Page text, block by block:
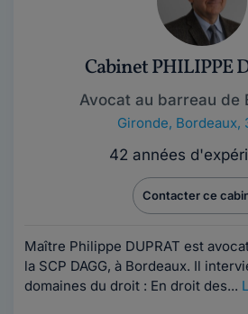
Cabinet PHILIPPE
Avocat au barreau de
Gironde, Bordeaux,
42 années
Contacter ce
Maître Philippe DUPRAT est
la SCP DAGG, à Bordeaux. Il
domaines du droit : En droit des...